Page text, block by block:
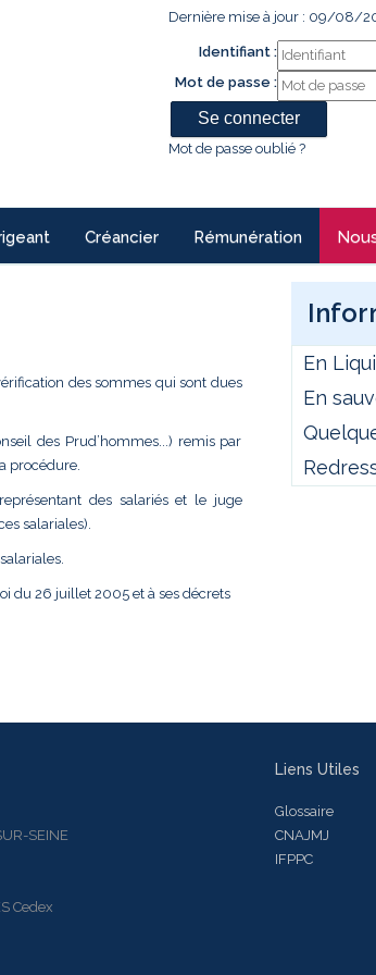
Dernière mise à jour : 09/08/
Identifiant :
Mot de passe :
Mot de passe oublié ?
Créancier Rémunération
des sommes qui sont dues
des Prud’hommes...) remis par
procédure.
des salariés et le juge
salariales).
du 26 juillet 2005 et à ses décrets
En
En
SEINE
Cedex
Liens Utiles
Glossaire
CNAJMJ
IFPPC